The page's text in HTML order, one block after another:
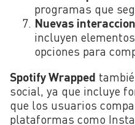
programas que
Nuevas
incluyen
opciones para
Spotify Wrapped
social, ya que incluye
que los usuarios
plataformas como